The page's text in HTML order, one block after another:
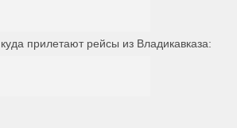
, куда прилетают рейсы из Владикавказа: